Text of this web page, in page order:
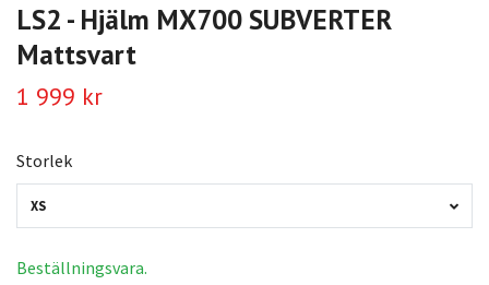
LS2 - Hjälm MX700 SUBVERTER
Mattsvart
1 999 kr
Storlek
XS
Beställningsvara.